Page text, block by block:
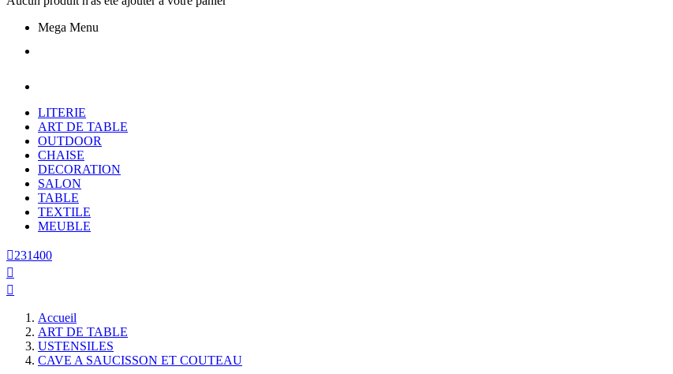
Mega Menu
LITERIE
ART DE TABLE
OUTDOOR
CHAISE
DECORATION
SALON
TABLE
TEXTILE
MEUBLE
231400


Accueil
ART DE TABLE
USTENSILES
CAVE A SAUCISSON ET COUTEAU